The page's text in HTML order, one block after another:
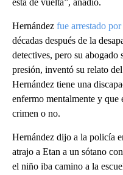
está de vuelta”, añadió.
Hernández fue arrestado
décadas después de la
detectives, pero su abogado
presión, inventó su relato
Hernández tiene una
enfermo mentalmente y que
crimen o no.
Hernández dijo a la policía
atrajo a Etan a un sótano
el niño iba camino a la